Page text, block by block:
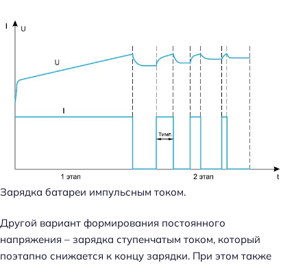
Зарядка батареи импульсным током.
Другой вариант формирования постоянного
напряжения – зарядка ступенчатым током, который
поэтапно снижается к концу зарядки. При этом также